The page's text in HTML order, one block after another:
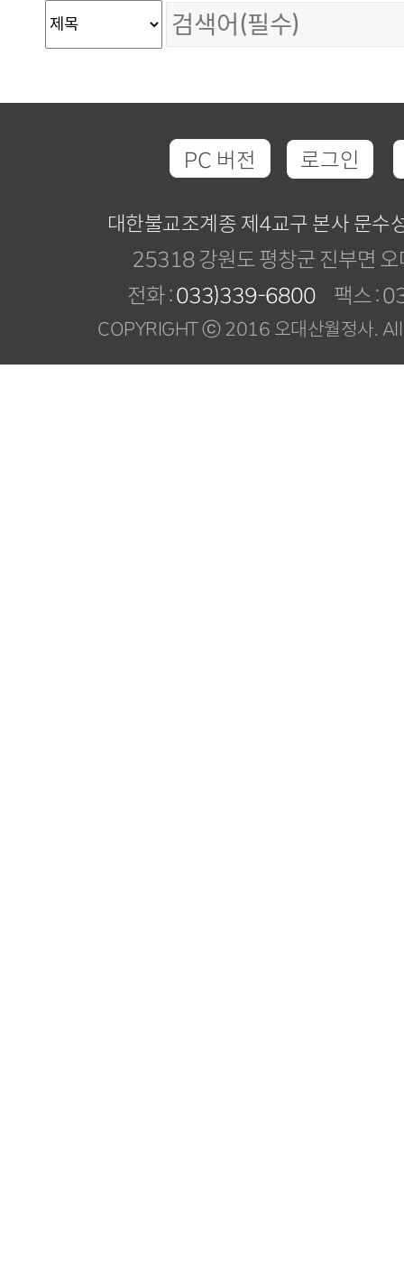
PC 버전 로그인
대한불교조계종 제4교구 본사 문수
25318 강원도 평창군 진부면
전화 :033)339-6800 팩스 :
COPYRIGHT ⓒ 2016 오대산월정사.